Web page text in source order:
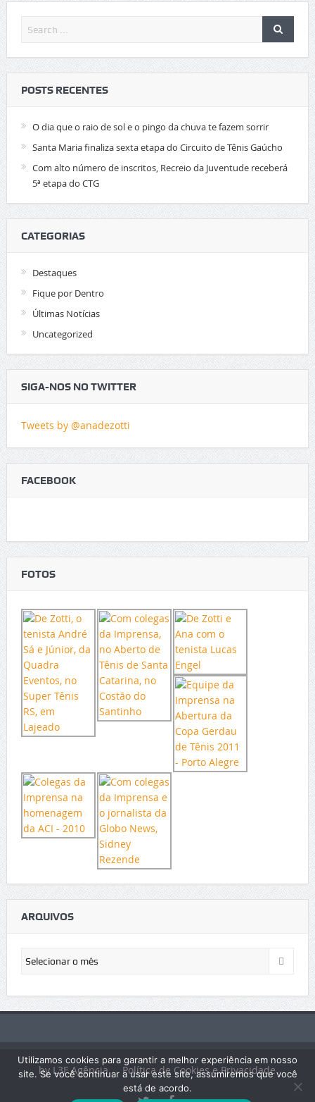
POSTS RECENTES
O dia que o raio de sol e o pingo da chuva te fazem sorrir
Santa Maria finaliza sexta etapa do Circuito de Tênis Gaúcho
Com alto número de inscritos, Recreio da Juventude receberá
5ª etapa do CTG
CATEGORIAS
Destaques
Fique por Dentro
Últimas Notícias
Uncategorized
SIGA-NOS NO TWITTER
Tweets by @anadezotti
FACEBOOK
FOTOS
ARQUIVOS
Arquivos
by L3F Agência Política de Cookies e Privacidade
Utilizamos cookies para garantir a melhor experiência em nosso
site. Se você continuar a usar este site, assumiremos que você
está de acordo.